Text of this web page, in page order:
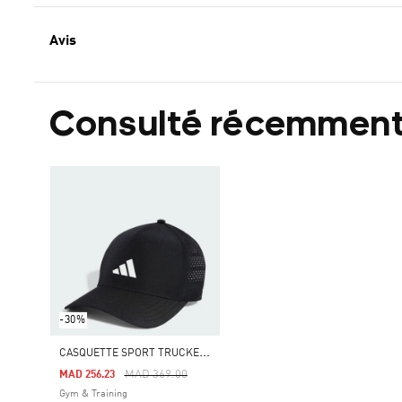
Avis
Consulté
-30%
C
ASQUETTE SPORT TRUCKER CLIMACOOL
Price Reduced From
MAD 369.00To
MAD 256.23
Gym & Training